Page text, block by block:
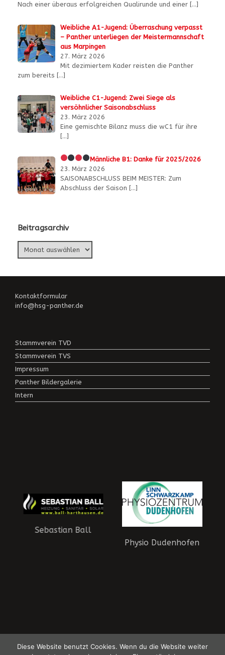
Nach einer überaus erfolgreichen Qualirunde und einer […]
Weibliche A1-Jugend: Überraschung verpasst
– Panther unterliegen der Meistermannschaft
aus Marpingen
27. März 2026
Mit dezimiertem Kader reisten die Panther
zum bereits […]
Weibliche C1-Jugend: Zwei Siege als
versöhnlicher Saisonabschluss
23. März 2026
Eine gemischte Bilanz muss die wC1 für ihre
[…]
Männliche B1: Danke für 2025/2026
23. März 2026
SAISONABSCHLUSS BEIM MEISTER: Zum
Abschluss der Saison […]
Beitragsarchiv
Kontaktformular
info@hsg-panther.de
Stammverein TVD
Stammverein TVS
Impressum
Panther Bildergalerie
Intern
Sebastian Ball
Physio Dudenhofen
Dudenhofen-Schifferstadt
Datenschutzerklärung
Diese Website benutzt Cookies. Wenn du die Website weiter